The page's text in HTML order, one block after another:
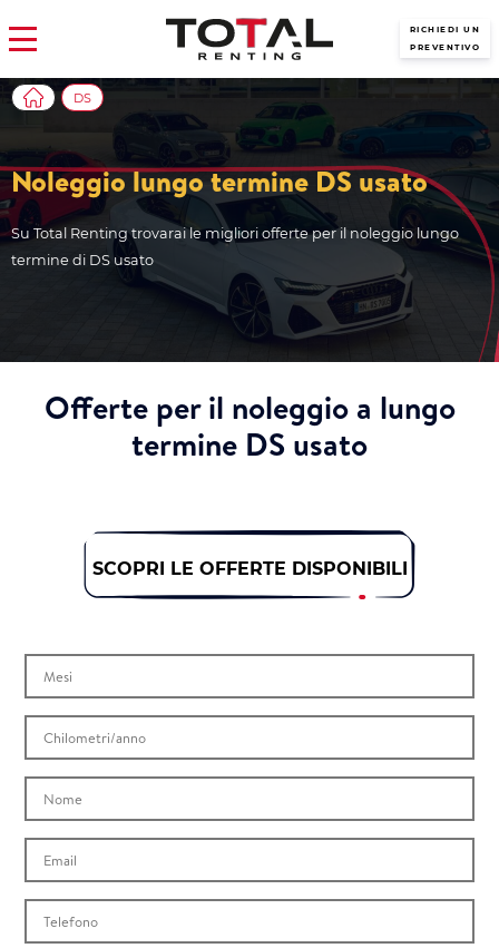
RICHIEDI UN
PREVENTIVO
Noleggio lungo termine DS usato
Su Total Renting trovarai le migliori offerte per il noleggio lungo
termine di DS usato
DS
Offerte per il noleggio a lungo
termine DS usato
SCOPRI LE OFFERTE DISPONIBILI